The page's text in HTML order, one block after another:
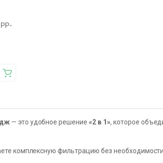
— это удобное решение«2 в 1», которое
комплексную фильтрацию без